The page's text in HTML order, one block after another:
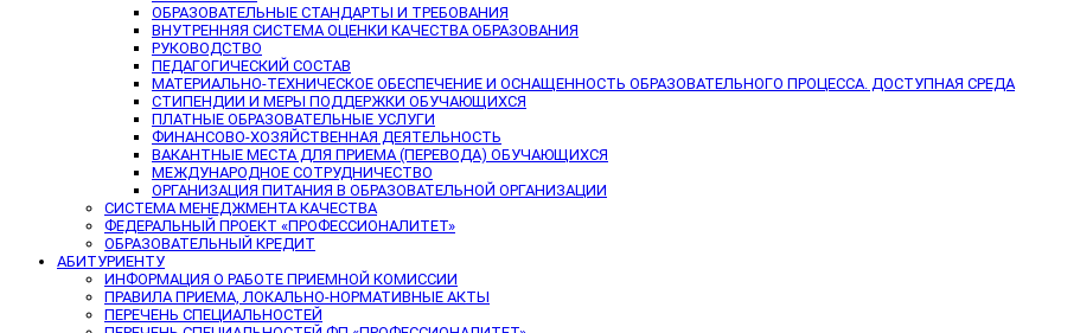
ОБРАЗОВАТЕЛЬНЫЕ СТАНДАРТЫ И ТРЕБОВАНИЯ
ВНУТРЕННЯЯ СИСТЕМА ОЦЕНКИ КАЧЕСТВА ОБРАЗОВАНИЯ
РУКОВОДСТВО
ПЕДАГОГИЧЕСКИЙ СОСТАВ
МАТЕРИАЛЬНО-ТЕХНИЧЕСКОЕ ОБЕСПЕЧЕНИЕ И ОСНАЩЕННОСТЬ ОБРАЗОВАТЕЛЬНОГО ПРОЦЕССА. ДОСТУПНАЯ СРЕДА
СТИПЕНДИИ И МЕРЫ ПОДДЕРЖКИ ОБУЧАЮЩИХСЯ
ПЛАТНЫЕ ОБРАЗОВАТЕЛЬНЫЕ УСЛУГИ
ФИНАНСОВО-ХОЗЯЙСТВЕННАЯ ДЕЯТЕЛЬНОСТЬ
ВАКАНТНЫЕ МЕСТА ДЛЯ ПРИЕМА (ПЕРЕВОДА) ОБУЧАЮЩИХСЯ
МЕЖДУНАРОДНОЕ СОТРУДНИЧЕСТВО
ОРГАНИЗАЦИЯ ПИТАНИЯ В ОБРАЗОВАТЕЛЬНОЙ ОРГАНИЗАЦИИ
СИСТЕМА МЕНЕДЖМЕНТА КАЧЕСТВА
ФЕДЕРАЛЬНЫЙ ПРОЕКТ «ПРОФЕССИОНАЛИТЕТ»
ОБРАЗОВАТЕЛЬНЫЙ КРЕДИТ
АБИТУРИЕНТУ
ИНФОРМАЦИЯ О РАБОТЕ ПРИЕМНОЙ КОМИССИИ
ПРАВИЛА ПРИЕМА, ЛОКАЛЬНО-НОРМАТИВНЫЕ АКТЫ
ПЕРЕЧЕНЬ СПЕЦИАЛЬНОСТЕЙ